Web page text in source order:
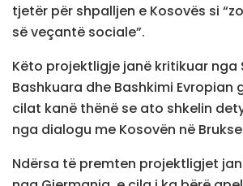
tjetër për shpalljen e Kosovës si
së veçantë sociale”.
Këto projektligje janë kritikuar nga
Bashkuara dhe Bashkimi Evropian
cilat kanë thënë se ato shkelin
nga dialogu me Kosovën në
Ndërsa të premten projektligjet